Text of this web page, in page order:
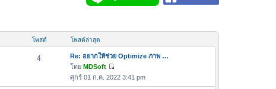
โพสต์ โพสต์ล่าสุด
4
Re: อยากให้ช่วย Optimize ภาพ …
โดย MDSoft
ดู
ข้
ศุกร์ 01 ก.ค. 2022 3:41 pm